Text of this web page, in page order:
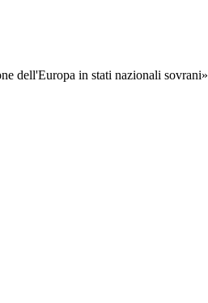
dell'Europa in stati nazionali sovrani»